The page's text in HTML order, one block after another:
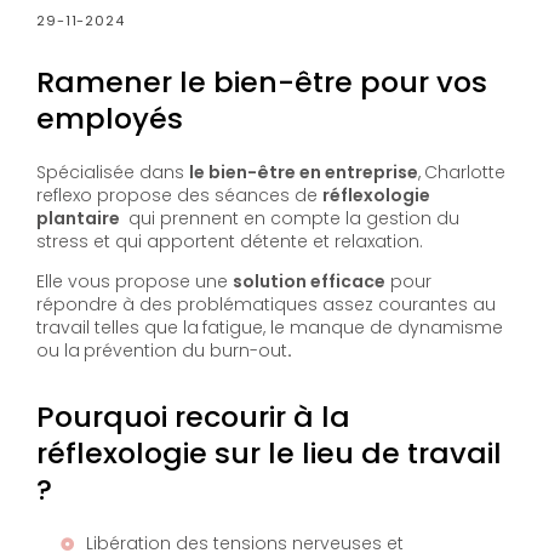
29-11-2024
Ramener le bien-être pour vos
employés
Spécialisée dans le bien-être en entreprise, Charlotte
reflexo propose des séances de réflexologie
plantaire qui prennent en compte la gestion du
stress et qui apportent détente et relaxation.
Elle vous propose une solution efficace pour
répondre à des problématiques assez courantes au
travail telles que la fatigue, le manque de dynamisme
ou la prévention du burn-out.
Pourquoi recourir à la
réflexologie sur le lieu de travail
?
Libération des tensions nerveuses et